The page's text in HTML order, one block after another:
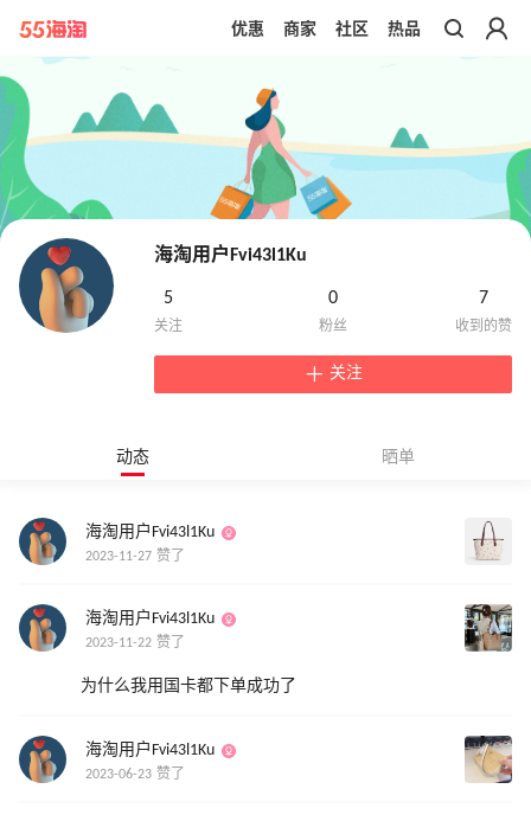
带你去官网买正品
优惠 商家 社区 热品
海淘用户Fvi43l1Ku
5 0 7
关注
动态 晒单
海淘用户Fvi43l1Ku
2023-11-27 赞了
海淘用户Fvi43l1Ku
2023-11-22 赞了
为什么我用国卡都下单成功了
海淘用户Fvi43l1Ku
2023-06-23 赞了